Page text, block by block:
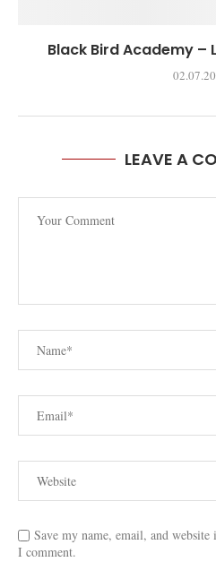
Black Bird Academy –
LEAVE A
Save my name, email, and
I comment.